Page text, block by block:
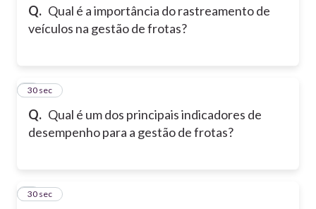
Q. Qual é a importância do rastreamento de
veículos na gestão de frotas?
Q. Qual é um dos principais indicadores de
desempenho para a gestão de frotas?
4
30 sec
5
30 sec